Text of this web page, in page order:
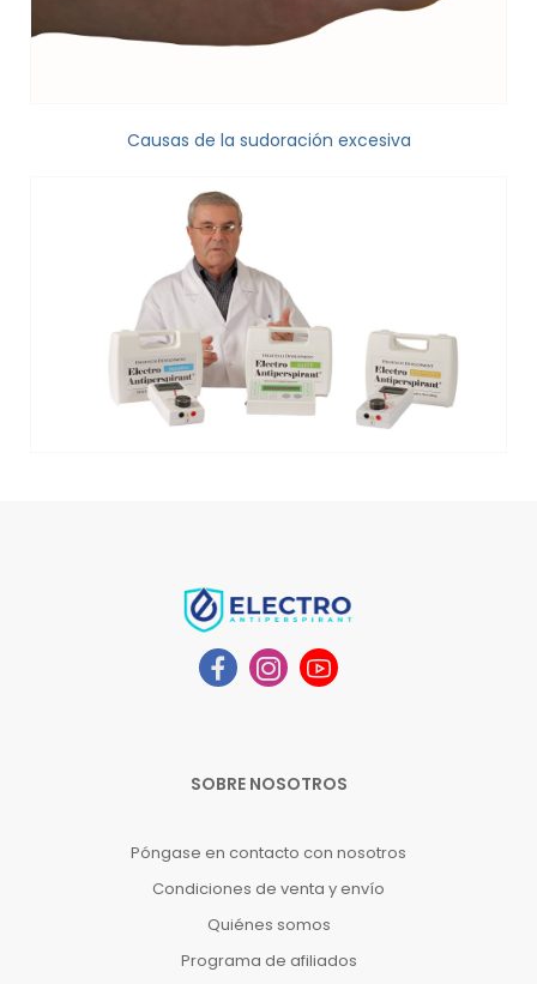
Causas de la sudoración excesiva
SOBRE NOSOTROS
Póngase en contacto con nosotros
Condiciones de venta y envío
Quiénes somos
Programa de afiliados